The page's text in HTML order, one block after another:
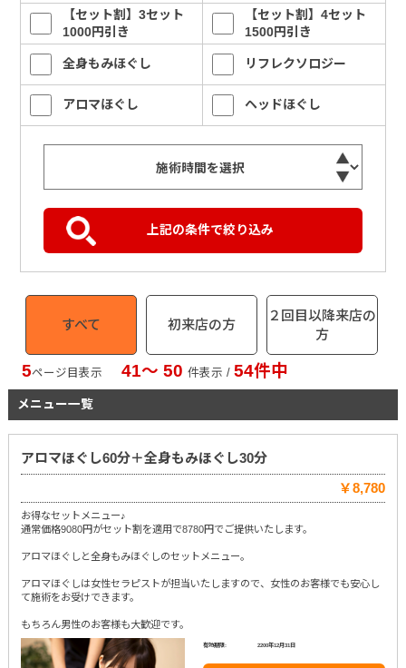
【セット割】3セット
1000円引き
【セット割】4セット
1500円引き
全身もみほぐし リフレクソロジー
アロマほぐし ヘッドほぐし
すべて 初来店の方
２回目以降来店の
方
5ページ目表示 41〜 50 件表示 / 54件中
メニュー一覧
アロマほぐし60分＋全身もみほぐし30分
￥8,780
お得なセットメニュー♪
通常価格9080円がセット割を適用で8780円でご提供いたします。
アロマほぐしと全身もみほぐしのセットメニュー。
アロマほぐしは女性セラピストが担当いたしますので、女性のお客様でも安心し
て施術をお受けできます。
もちろん男性のお客様も大歓迎です。
有効期限: 2200年12月31日